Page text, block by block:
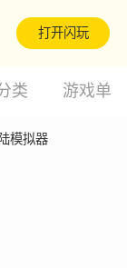
打开闪玩
类 游戏单
模拟器